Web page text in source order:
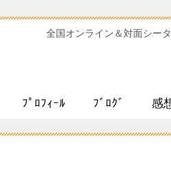
全国オンライン＆対面シー
ﾌﾟﾛﾌｨｰﾙ ﾌﾞﾛｸﾞ 感